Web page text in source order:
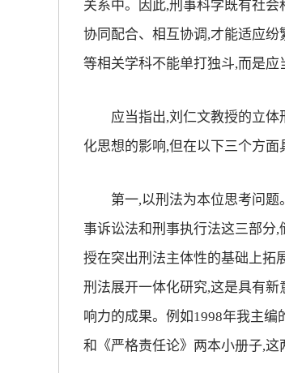
关系中。因此,刑事科学既有社
协同配合、相互协调,才能适应
等相关学科不能单打独斗,而是应
应当指出,刘仁文教授的立体
化思想的影响,但在以下三个方面
第一,以刑法为本位思考问题
事诉讼法和刑事执行法这三部分
授在突出刑法主体性的基础上拓
刑法展开一体化研究,这是具有
响力的成果。例如1998年我主编
和《严格责任论》两本小册子,这